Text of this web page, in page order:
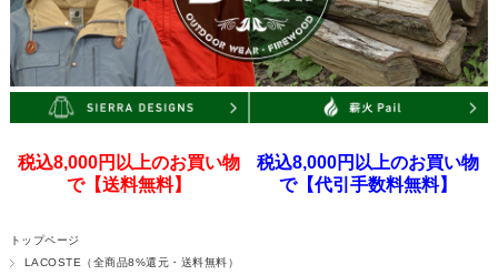
税込8,000円以上のお買い物
で【送料無料】
税込8,000円以上のお買い物
で【代引手数料無料】
トップページ
LACOSTE（全商品8%還元・送料無料）